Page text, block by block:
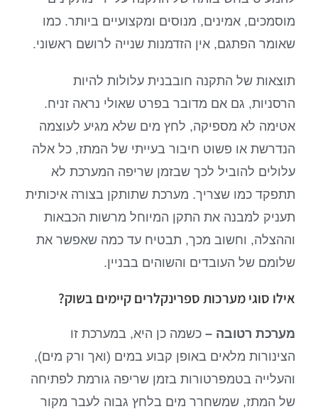
מוסמכים, אמינים, מנוסים ומקצועיים ביותר. כמו
שאומר הפתגם, אין הזדמנות שנייה לרושם ראשוני.
תוצאות של התקנה חובבנית עלולות להיות
הרסניות, גם אם מדובר בפרט שאולי נראה זניח.
אטימה לא מספיקה, לחץ מים שלא מגיע לעוצמה
הנדרשת או פשוט חיבור בעייתי של המתז, כל אלה
עלולים להוביל לכך שבזמן שריפה המערכת לא
תתפקד כמו שצריך. מערכת שתותקן בצורה איכותית
תעניק למבנה את התקן המיוחל מרשות הכבאות
וההצלה, וחשוב מכך, תבטיח עד כמה שאפשר את
שלומם של העובדים והשוהים בבניין.
אילו סוגי מערכות ספרינקלרים קיימים בשוק?
מערכת רטובה – כשמה כן היא, במערכת זו
הצינורות מלאים באופן קבוע במים (ואך ורק מים),
והעלייה בטמפרטורות בזמן שריפה גורמת לפתיחה
של המתז, שמשחרר מים בלחץ גבוה לעבר מקור